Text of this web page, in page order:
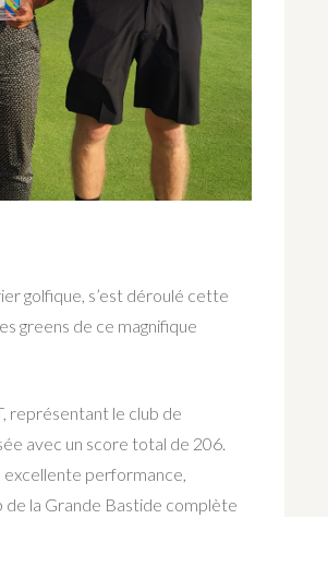
golfique, s’est déroulé cette
greens de ce magnifique
représentant le club de
avec un score total de 206.
performance,
de la Grande Bastide complète